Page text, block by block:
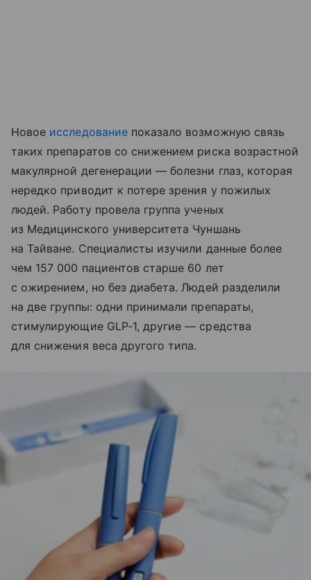
Новое исследованиепоказало возможную связь
таких препаратов со снижением риска возрастной
макулярной дегенерации — болезни глаз, которая
нередко приводит к потере зрения у пожилых
людей. Работу провела группа ученых
из Медицинского университета Чуншань
на Тайване. Специалисты изучили данные более
чем 157 000 пациентов старше 60 лет
с ожирением, но без диабета. Людей разделили
на две группы: одни принимали препараты,
стимулирующие GLP‑1, другие — средства
для снижения веса другого типа.